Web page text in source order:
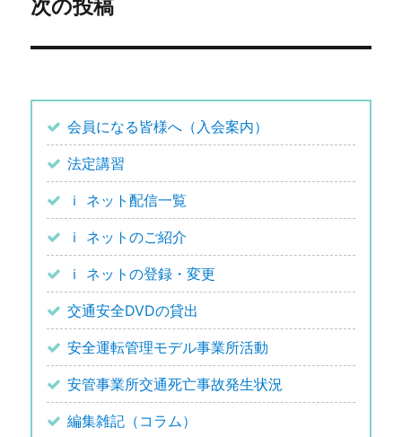
ゲ
ー
ョ
ン
次
投
次の投稿
会員になる皆様へ（入会案内）
法定講習
ｉ ネット配信一覧
ｉ ネットのご紹介
ｉ ネットの登録・変更
交通安全DVDの貸出
安全運転管理モデル事業所活動
安管事業所交通死亡事故発生状況
編集雑記（コラム）